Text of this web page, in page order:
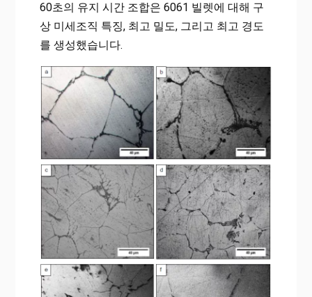
60초의 유지 시간 조합은 6061 빌렛에 대해 구
상 미세조직 특징, 최고 밀도, 그리고 최고 경도
를 생성했습니다.